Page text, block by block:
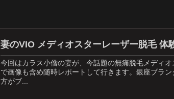
妻のVIO メディオスターレーザー脱毛 体
今回はカラス小僧の妻が、今話題の無痛脱毛メディ
で画像も含め随時レポートして行きます。銀座ブラ
方がブ...